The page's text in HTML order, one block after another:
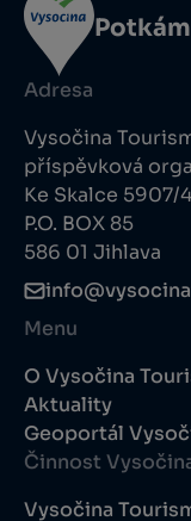
Adresa
Vysočina
příspěvková
Ke Skalce 5907/
P.O. BOX 85
586 01 Jihlava
Menu
O Vysočina
Aktuality
Geoportál
Činnost
Vysočina